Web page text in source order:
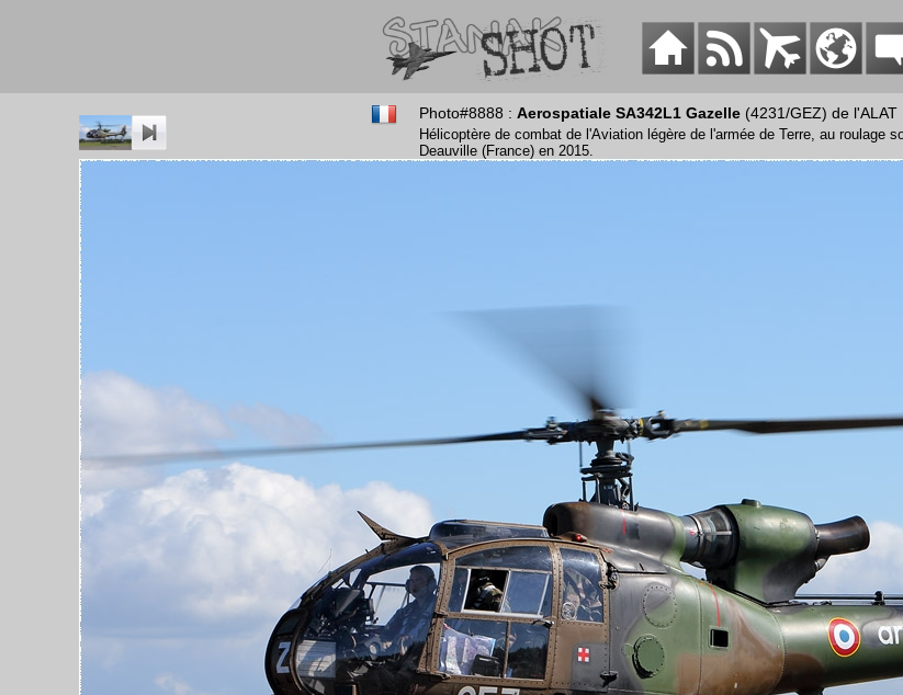
Photo#8888 : Aerospatiale SA342L1 Gazelle (4231/GEZ) de l'ALAT
Hélicoptère de combat de l'Aviation légère de l'armée de Terre, au roulage
Deauville (France) en 2015.